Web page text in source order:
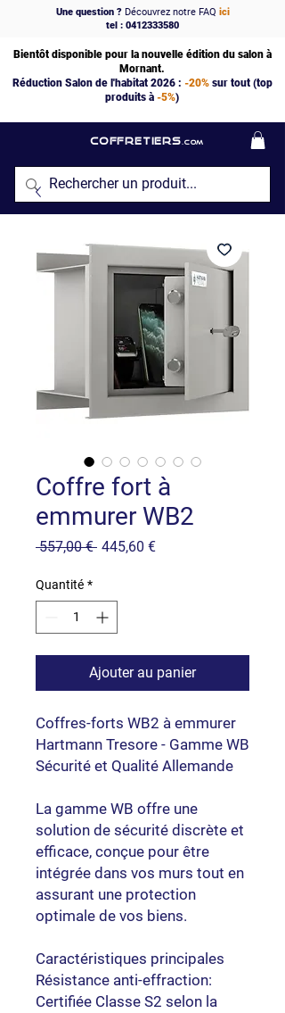
COFFRETIERS .COM
Une question ?Découvrez notre FAQ ici
tel : 0412333580
Bientôt disponible pour la nouvelle édition du salon à
Mornant.
Réduction Salon de l'habitat 2026 : -20%sur tout (top
produits à -5%)
Coffre fort à
emmurer WB2
557,00 € Prix
445,60 €Prix
Quantité *
Ajouter au panier
Coffres-forts WB2 à emmurer
Hartmann Tresore - Gamme WB
Sécurité et Qualité Allemande
La gamme WB offre une
solution de sécurité discrète et
efficace, conçue pour être
intégrée dans vos murs tout en
assurant une protection
optimale de vos biens.
Caractéristiques principales
Résistance anti-effraction:
Certifiée Classe S2 selon la